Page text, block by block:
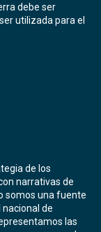
debe ser
utilizada para el
de los
narrativas de
somos una fuente
de
las